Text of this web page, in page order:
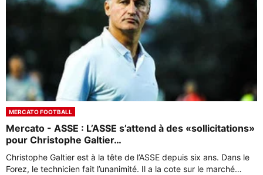
MERCATO FOOTBALL
Mercato - ASSE : L’ASSE s’attend à des «sollicitations»
pour Christophe Galtier…
Christophe Galtier est à la tête de l’ASSE depuis six ans. Dans le
Forez, le technicien fait l’unanimité. Il a la cote sur le marché…